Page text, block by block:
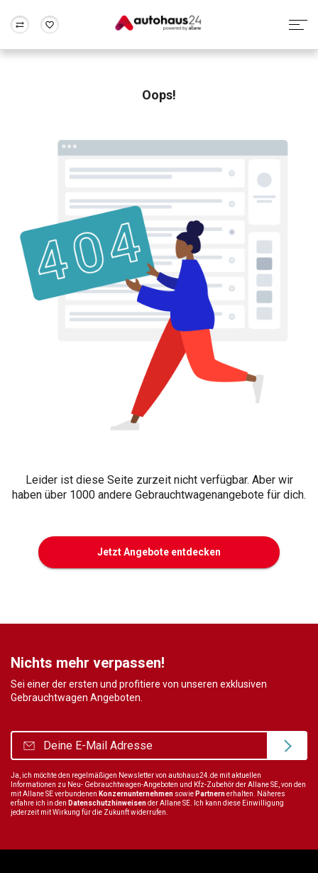
Rund um die Inzahlungnahme
Oops!
Leider ist diese Seite zurzeit nicht verfügbar. Aber wir
haben über 1000 andere Gebrauchtwagenangebote für dich.
Jetzt Angebote entdecken
Nichts mehr verpassen!
Sei einer der ersten und profitiere von unseren exklusiven
Gebrauchtwagen Angeboten.
Ja, ich möchte den regelmäßigen Newsletter von autohaus24.de mit aktuellen
Informationen zu Neu- Gebrauchtwagen-Angeboten und Kfz-Zubehör der Allane SE, von den
mit Allane SE verbundenen Konzernunternehmen sowie Partnernerhalten. Näheres
erfahre ich in den Datenschutzhinweisender Allane SE. Ich kann diese Einwilligung
jederzeit mit Wirkung für die Zukunft widerrufen.